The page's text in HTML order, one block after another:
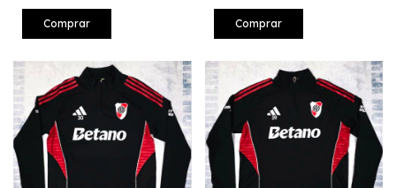
Comprar Comprar